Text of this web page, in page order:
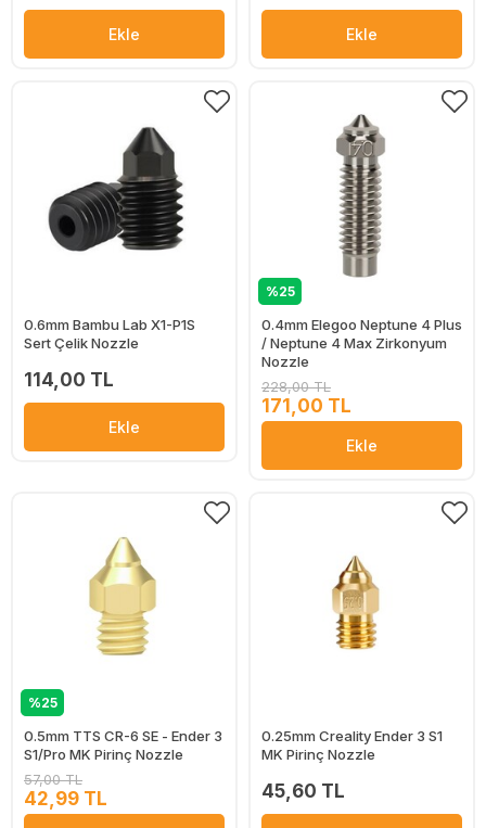
Ekle Ekle
0.6mm Bambu Lab X1-P1S
Sert Çelik Nozzle
114,00 TL
Ekle
%25
0.4mm Elegoo Neptune 4 Plus
/ Neptune 4 Max Zirkonyum
Nozzle
228,00 TL
171,00 TL
Ekle
%25
0.5mm TTS CR-6 SE - Ender 3
S1/Pro MK Pirinç Nozzle
57,00 TL
42,99 TL
0.25mm Creality Ender 3 S1
MK Pirinç Nozzle
45,60 TL